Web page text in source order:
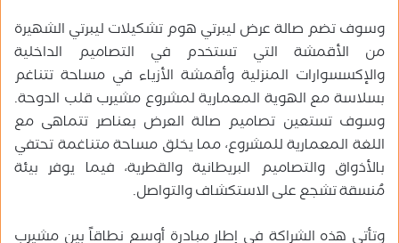
وسوف تضم صالة عرض ليبرتي هوم تشكيلات ليبرتي الشهيرة
من الأقمشة التي تستخدم في التصاميم الداخلية
والإكسسوارات المنزلية وأقمشة الأزياء في مساحة تتناغم
بسلاسة مع الهوية المعمارية لمشروع مشيرب قلب الدوحة.
وسوف تستعين تصاميم صالة العرض بعناصر تتماهى مع
اللغة المعمارية للمشروع، مما يخلق مساحة متناغمة تحتفي
بالأذواق والتصاميم البريطانية والقطرية، فيما يوفر بيئة
مُنسقة تشجع على الاستكشاف والتواصل.